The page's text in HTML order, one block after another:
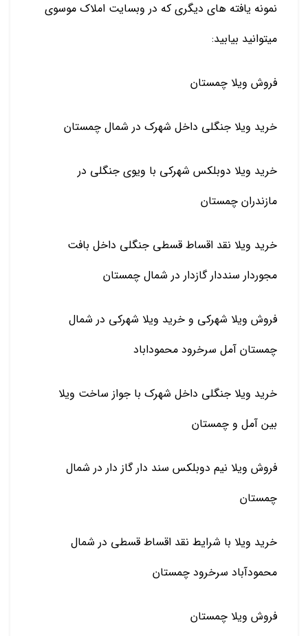
نمونه یافته های دیگری که در وبسایت املاک موسوی
میتوانید بیابید:
فروش ویلا چمستان
خرید ویلا جنگلی داخل شهرک در شمال چمستان
خرید ویلا دوبلکس شهرکی با ویوی جنگلی در
مازندران چمستان
خرید ویلا نقد اقساط قسطی جنگلی داخل بافت
مجوردار سنددار گازدار در شمال چمستان
فروش ویلا شهرکی و خرید ویلا شهرکی در شمال
چمستان آمل سرخرود محموداباد
خرید ویلا جنگلی داخل شهرک با جواز ساخت ویلا
بین آمل و چمستان
فروش ویلا نیم دوبلکس سند دار گاز دار در شمال
چمستان
خرید ویلا با شرایط نقد اقساط قسطی در شمال
محمودآباد سرخرود چمستان
فروش ویلا چمستان